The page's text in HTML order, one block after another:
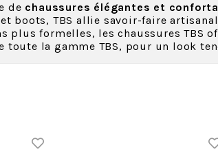
de chaussures élégantes et
boots, TBS allie savoir-faire
plus formelles, les chaussures TBS
toute la gamme TBS, pour un look